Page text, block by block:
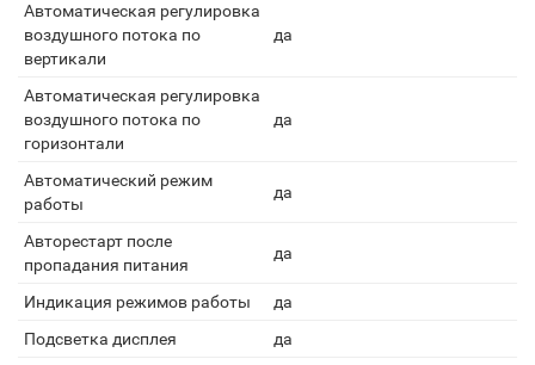
Автоматическая регулировка
воздушного потока по
вертикали
да
Автоматическая регулировка
воздушного потока по
горизонтали
да
Автоматический режим
работы
да
Авторестарт после
пропадания питания
да
Индикация режимов работы
да
Подсветка дисплея
да